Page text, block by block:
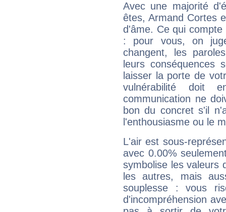
Avec une majorité
êtes, Armand Cortes
d'âme. Ce qui
: pour vous, on
changent, les
leurs conséquences
laisser la porte de
vulnérabilité doit
communication ne
bon du concret s'il
l'enthousiasme ou le
L'air est sous-
avec 0.00%
symbolise les valeurs
les autres, mais
souplesse : vous
d'incompréhension